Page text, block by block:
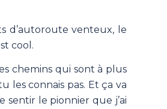
d’autoroute venteux, le
cool.
chemins qui sont à plus
les connais pas. Et ça va
le pionnier que j’ai